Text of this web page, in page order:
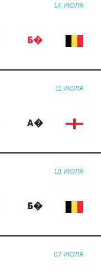
14 ИЮЛЯ
Б�
11 ИЮЛЯ
А�
10 ИЮЛЯ
Б�
07 ИЮЛЯ